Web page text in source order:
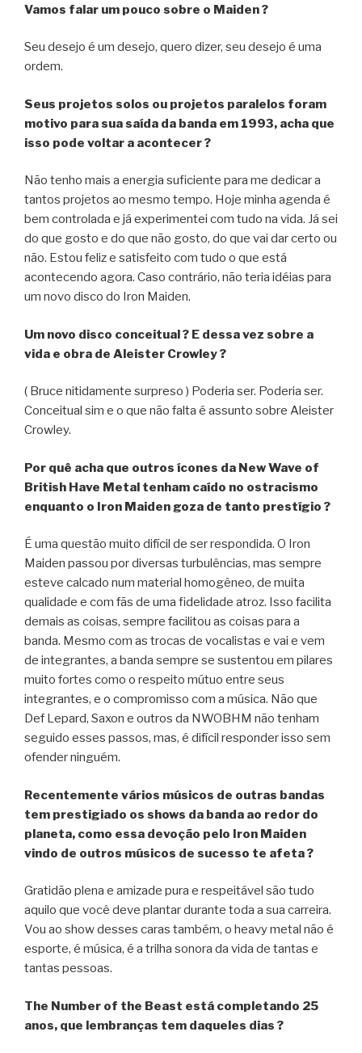
Vamos falar um pouco sobre o Maiden ?
Seu desejo é um desejo, quero dizer, seu desejo é uma
ordem.
Seus projetos solos ou projetos paralelos foram
motivo para sua saída da banda em 1993, acha que
isso pode voltar a acontecer ?
Não tenho mais a energia suficiente para me dedicar a
tantos projetos ao mesmo tempo. Hoje minha agenda é
bem controlada e já experimentei com tudo na vida. Já sei
do que gosto e do que não gosto, do que vai dar certo ou
não. Estou feliz e satisfeito com tudo o que está
acontecendo agora. Caso contrário, não teria idéias para
um novo disco do Iron Maiden.
Um novo disco conceitual ? E dessa vez sobre a
vida e obra de Aleister Crowley ?
( Bruce nitidamente surpreso ) Poderia ser. Poderia ser.
Conceitual sim e o que não falta é assunto sobre Aleister
Crowley.
Por quê acha que outros ícones da New Wave of
British Have Metal tenham caído no ostracismo
enquanto o Iron Maiden goza de tanto prestígio ?
É uma questão muito difícil de ser respondida. O Iron
Maiden passou por diversas turbulências, mas sempre
esteve calcado num material homogêneo, de muita
qualidade e com fãs de uma fidelidade atroz. Isso facilita
demais as coisas, sempre facilitou as coisas para a
banda. Mesmo com as trocas de vocalistas e vai e vem
de integrantes, a banda sempre se sustentou em pilares
muito fortes como o respeito mútuo entre seus
integrantes, e o compromisso com a música. Não que
Def Lepard, Saxon e outros da NWOBHM não tenham
seguido esses passos, mas, é difícil responder isso sem
ofender ninguém.
Recentemente vários músicos de outras bandas
tem prestigiado os shows da banda ao redor do
planeta, como essa devoção pelo Iron Maiden
vindo de outros músicos de sucesso te afeta ?
Gratidão plena e amizade pura e respeitável são tudo
aquilo que você deve plantar durante toda a sua carreira.
Vou ao show desses caras também, o heavy metal não é
esporte, é música, é a trilha sonora da vida de tantas e
tantas pessoas.
The Number of the Beast está completando 25
anos, que lembranças tem daqueles dias ?